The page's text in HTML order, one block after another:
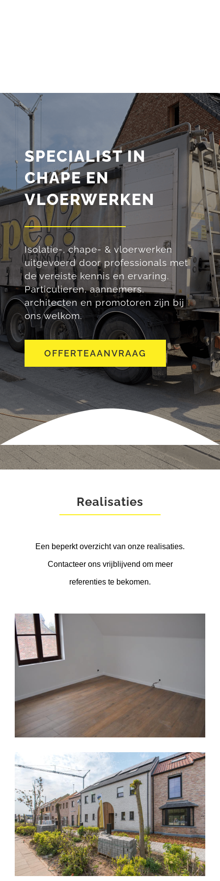
SPECIALIST IN
CHAPE EN
VLOERWERKEN
Isolatie-, chape- & vloerwerken
uitgevoerd door professionals met
de vereiste kennis en ervaring.
Particulieren, aannemers,
architecten en promotoren zijn bij
ons welkom.
OFFERTEAANVRAAG
Realisaties
Een beperkt overzicht van onze realisaties.
Contacteer ons vrijblijvend om meer
referenties te bekomen.